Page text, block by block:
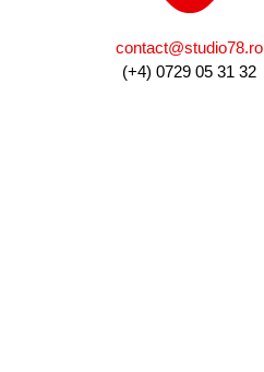
contact@studio78.ro
(+4) 0729 05 31 32